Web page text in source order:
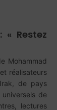
Restez
Mohammad
réalisateurs
de pays
de
lectures